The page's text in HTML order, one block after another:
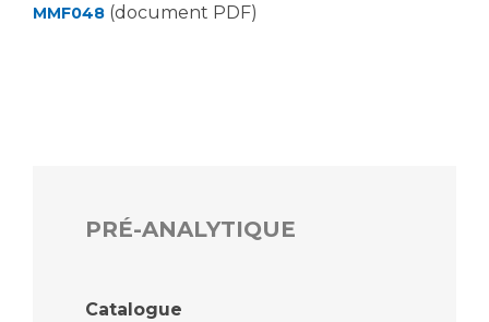
MMF048 (document PDF)
PRÉ-ANALYTIQUE
Catalogue